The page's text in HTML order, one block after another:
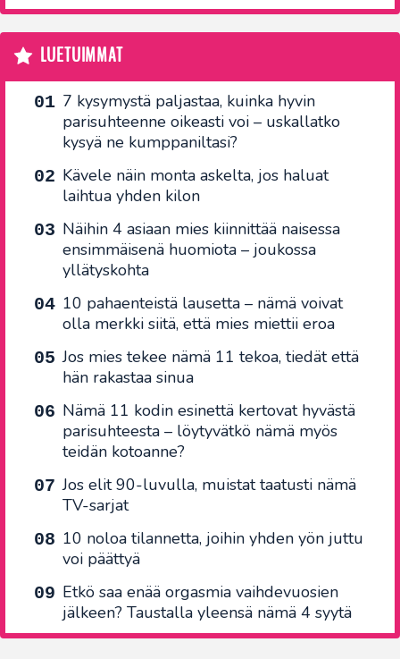
LUETUIMMAT
7 kysymystä paljastaa, kuinka hyvin
parisuhteenne oikeasti voi – uskallatko
kysyä ne kumppaniltasi?
Kävele näin monta askelta, jos haluat
laihtua yhden kilon
Näihin 4 asiaan mies kiinnittää naisessa
ensimmäisenä huomiota – joukossa
yllätyskohta
10 pahaenteistä lausetta – nämä voivat
olla merkki siitä, että mies miettii eroa
Jos mies tekee nämä 11 tekoa, tiedät että
hän rakastaa sinua
Nämä 11 kodin esinettä kertovat hyvästä
parisuhteesta – löytyvätkö nämä myös
teidän kotoanne?
Jos elit 90-luvulla, muistat taatusti nämä
TV-sarjat
10 noloa tilannetta, joihin yhden yön juttu
voi päättyä
Etkö saa enää orgasmia vaihdevuosien
jälkeen? Taustalla yleensä nämä 4 syytä